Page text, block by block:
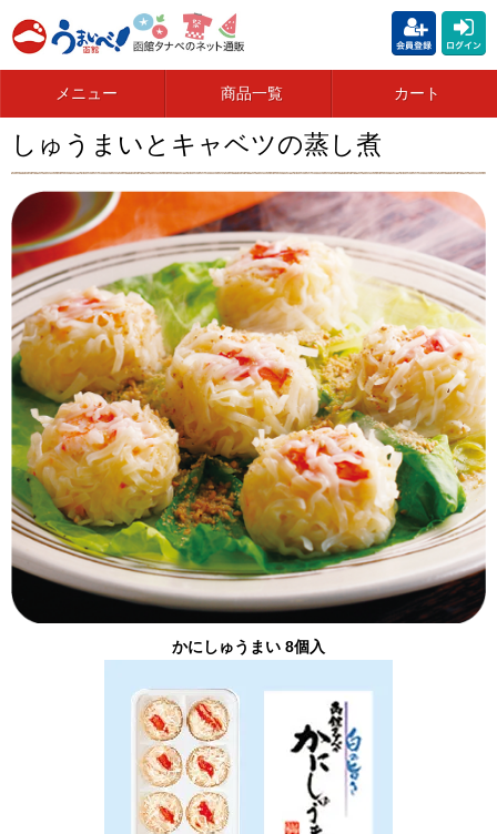
メニュー 商品一覧 カート
しゅうまいとキャベツの蒸し煮
かにしゅうまい 8個入